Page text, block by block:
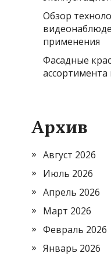
Обзор
применения
Фасадные
ассортимента
Архив
Август 2026
Июль 2026
Апрель 2026
Март 2026
Февраль 2026
Январь 2026